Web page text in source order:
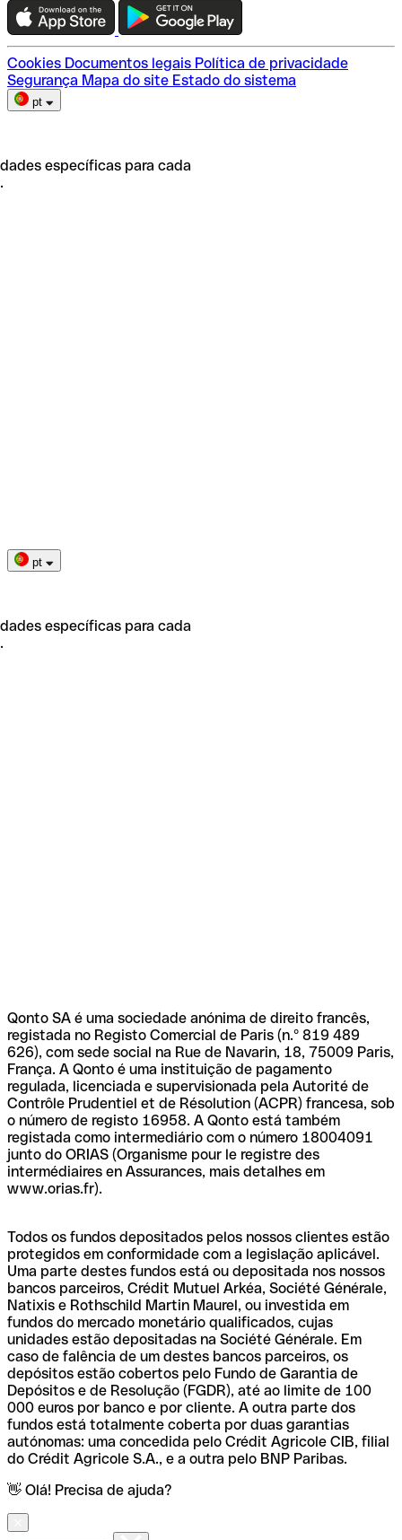
Escolha do plano
Cookies Documentos legais Política de privacidade
Segurança Mapa do site Estado do sistema
pt
específicas para cada
pt
específicas para cada
Qonto SA é uma sociedade anónima de direito francês,
registada no Registo Comercial de Paris (n.º 819 489
626), com sede social na Rue de Navarin, 18, 75009 Paris,
França. A Qonto é uma instituição de pagamento
regulada, licenciada e supervisionada pela Autorité de
Contrôle Prudentiel et de Résolution (ACPR) francesa, sob
o número de registo 16958. A Qonto está também
registada como intermediário com o número 18004091
junto do ORIAS (Organisme pour le registre des
intermédiaires en Assurances, mais detalhes em
www.orias.fr).
Todos os fundos depositados pelos nossos clientes estão
protegidos em conformidade com a legislação aplicável.
Uma parte destes fundos está ou depositada nos nossos
bancos parceiros, Crédit Mutuel Arkéa, Société Générale,
Natixis e Rothschild Martin Maurel, ou investida em
fundos do mercado monetário qualificados, cujas
unidades estão depositadas na Société Générale. Em
caso de falência de um destes bancos parceiros, os
depósitos estão cobertos pelo Fundo de Garantia de
Depósitos e de Resolução (FGDR), até ao limite de 100
000 euros por banco e por cliente. A outra parte dos
fundos está totalmente coberta por duas garantias
autónomas: uma concedida pelo Crédit Agricole CIB, filial
do Crédit Agricole S.A., e a outra pelo BNP Paribas.
👋 Olá! Precisa de ajuda?